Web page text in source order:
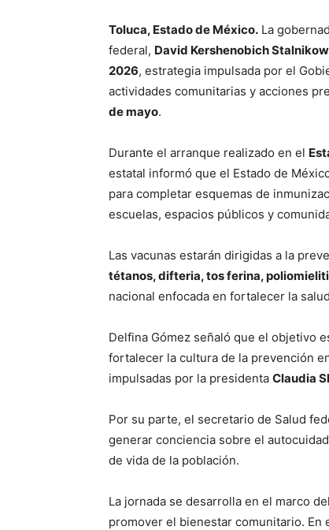
Toluca, Estado de México. La
federal, David Kershenobich
2026, estrategia impulsada por el
actividades comunitarias y acciones
de mayo.
Durante el arranque realizado en el
estatal informó que el Estado de
para completar esquemas de
escuelas, espacios públicos y
Las vacunas estarán dirigidas a la
tétanos, difteria, tos ferina,
nacional enfocada en fortalecer la
Delfina Gómez señaló que el objetivo
fortalecer la cultura de la prevención
impulsadas por la presidenta Claudia
Por su parte, el secretario de Salud
generar conciencia sobre el
de vida de la población.
La jornada se desarrolla en el marco
promover el bienestar comunitario.